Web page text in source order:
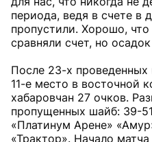
периода, ведя в счете в
пропустили. Хорошо, что
сравняли счет, но
После 23-х проведенных
11-е место в восточной
хабаровчан 27 очков.
пропущенных шайб: 39-
«Платинум Арене»
«Трактор». Начало матча